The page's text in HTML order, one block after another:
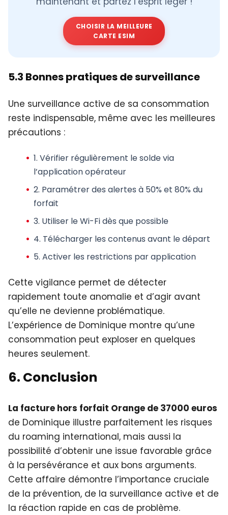
CHOISIR LA MEILLEURE
CARTE ESIM
5.3 Bonnes pratiques de surveillance
Une surveillance active de sa consommation
reste indispensable, même avec les meilleures
précautions :
1. Vérifier régulièrement le solde via
l’application opérateur
2. Paramétrer des alertes à 50% et 80% du
forfait
3. Utiliser le Wi-Fidès que possible
4. Télécharger les contenus avant le départ
5. Activer les restrictions par application
Cette vigilance permet de détecter
rapidement toute anomalie et d’agir avant
qu’elle ne devienne problématique.
L’expérience de Dominique montre qu’une
consommation peut exploser en quelques
heures seulement.
6. Conclusion
La facture hors forfait Orange de 37000 euros
de Dominique illustre parfaitement les risques
du roaming international, mais aussi la
possibilité d’obtenir une issue favorable grâce
à la persévérance et aux bons arguments.
Cette affaire démontre l’importance cruciale
de la prévention, de la surveillance active et de
la réaction rapide en cas de problème.